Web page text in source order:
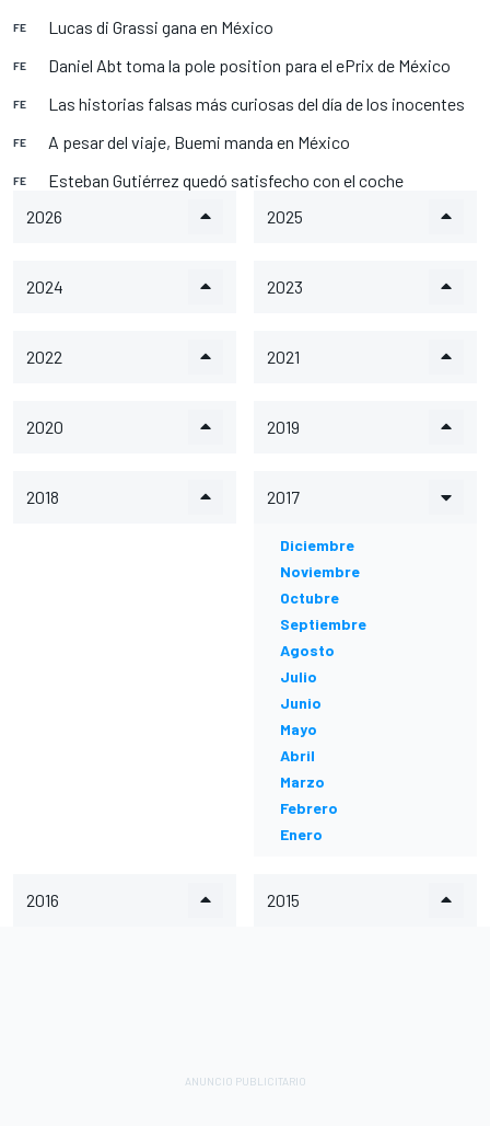
FE Lucas di Grassi gana en México
FE Daniel Abt toma la pole position para el ePrix de México
FE Las historias falsas más curiosas del día de los inocentes
FE A pesar del viaje, Buemi manda en México
FE
Esteban Gutiérrez quedó satisfecho con el coche
2026
2025
2024 2023
2022 2021
2020 2019
2018 2017
Diciembre
Noviembre
Octubre
Septiembre
Agosto
Julio
Junio
Mayo
Abril
Marzo
Febrero
Enero
2016 2015